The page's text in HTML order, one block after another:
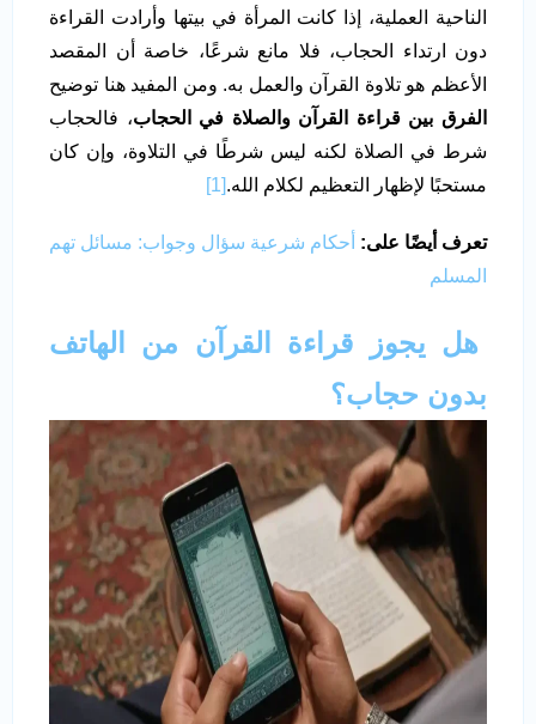
الناحية العملية، إذا كانت المرأة في بيتها وأرادت القراءة
دون ارتداء الحجاب، فلا مانع شرعًا، خاصة أن المقصد
الأعظم هو تلاوة القرآن والعمل به. ومن المفيد هنا توضيح
الفرق بين قراءة القرآن والصلاة في الحجاب، فالحجاب
شرط في الصلاة لكنه ليس شرطًا في التلاوة، وإن كان
مستحبًا لإظهار التعظيم لكلام الله.[1]
تعرف أيضًا على: أحكام شرعية سؤال وجواب: مسائل تهم
المسلم
هل يجوز قراءة القرآن من الهاتف
بدون حجاب؟